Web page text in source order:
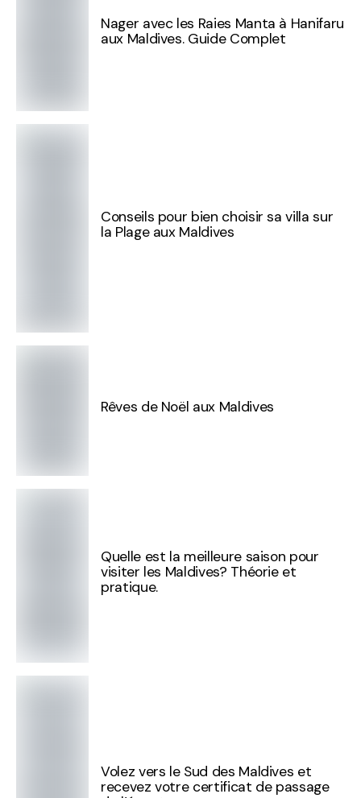
Nager avec les Raies Manta à Hanifaru
aux Maldives. Guide Complet
Conseils pour bien choisir sa villa sur
la Plage aux Maldives
Rêves de Noël aux Maldives
Quelle est la meilleure saison pour
visiter les Maldives? Théorie et
pratique.
Volez vers le Sud des Maldives et
recevez votre certificat de passage